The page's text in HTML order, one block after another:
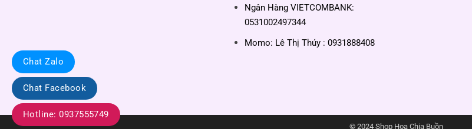
Ngân Hàng VIETCOMBANK:
0531002497344
Momo: Lê Thị Thúy : 0931888408
© 2024 Shop Hoa Chia Buồn
Chat Zalo
Chat Facebook
Hotline: 0937555749